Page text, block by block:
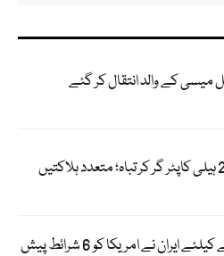
میسی کے والد انتقال کر گئے
آبنائے ہرمز کھولنے کیلئے ایران نے امریکا کو 6 شرائط پیش